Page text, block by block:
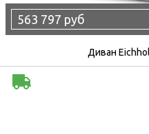
563 797 руб
Диван